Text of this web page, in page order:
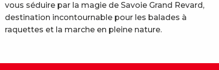
vous séduire par la magie de Savoie Grand Revard,
destination incontournable pour les balades à
raquettes et la marche en pleine nature.